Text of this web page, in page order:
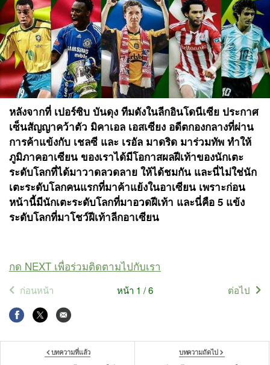
หลังจากที่ เปอร์ซิบ บันดุง ทีมดังในลีกอินโดนีเซีย ประกาศ
เซ็นสัญญาคว้าตัว มิคาเอล เอสเซียง อดีตกองกลางที่ผ่าน
การค้าแข้งกับ เชลซี และ เรอัล มาดริด มาร่วมทัพ ทำให้
ภูมิภาคอาเซียน ของเราได้มีโอกาสผลฝีเท้าของนักเตะ
ระดับโลกที่ได้มาวาดลวดลาย ให้ได้ชมกัน และนี่ไม่ใช่นัก
เตะระดับโลกคนแรกที่มาค้าแย้งในอาเซียน เพราะก่อน
หน้านี้มีนักเตะระดับโลกที่มาอวดฝีเท้า และนี่คือ 5 แข้ง
ระดับโลกที่มาโชว์ฝีเท้าลีกอาเซียน
กด NEXT เพื่อร่วมติดตามไปกับเรา
ก่อนหน้า หน้า 1 / 6 ต่อไป
บทความที่แล้ว
บทความถัดไป